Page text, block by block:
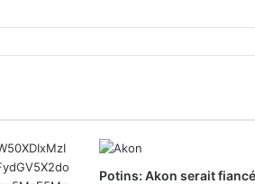
Potins: Akon serait